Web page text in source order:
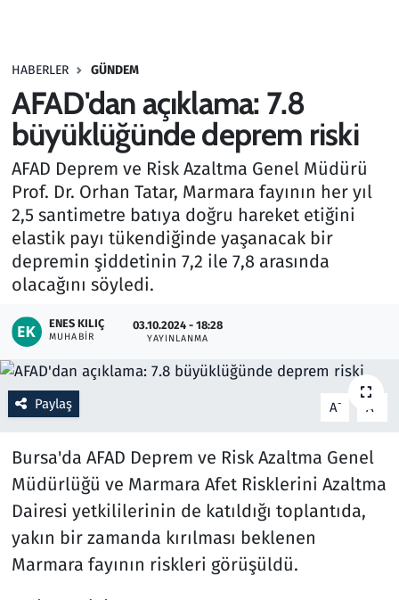
HABERLER GÜNDEM
AFAD'dan açıklama: 7.8
büyüklüğünde deprem riski
AFAD Deprem ve Risk Azaltma Genel Müdürü
Prof. Dr. Orhan Tatar, Marmara fayının her yıl
2,5 santimetre batıya doğru hareket etiğini
elastik payı tükendiğinde yaşanacak bir
depremin şiddetinin 7,2 ile 7,8 arasında
olacağını söyledi.
ENES KILIÇ
MUHABIR
03.10.2024 - 18:28
YAYINLANMA
Paylaş A- A
Bursa'da AFAD Deprem ve Risk Azaltma Genel
Müdürlüğü ve Marmara Afet Risklerini Azaltma
Dairesi yetkililerinin de katıldığı toplantıda,
yakın bir zamanda kırılması beklenen
Marmara fayının riskleri görüşüldü.
Haber
Kültür Sanat
Kurumsal Haberler
Lezzet Durağı
Memur ve Kamu
Ramazan
Rüya Tabirleri
Sağlık
Savunma Sanayi